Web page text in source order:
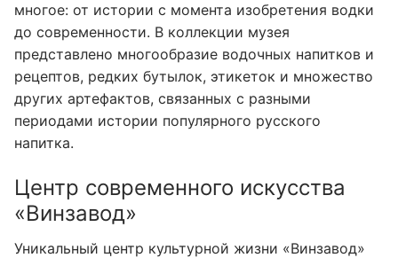
многое: от истории с момента изобретения водки
до современности. В коллекции музея
представлено многообразие водочных напитков и
рецептов, редких бутылок, этикеток и множество
других артефактов, связанных с разными
периодами истории популярного русского
напитка.
Центр современного искусства
«Винзавод»
Уникальный центр культурной жизни «Винзавод»